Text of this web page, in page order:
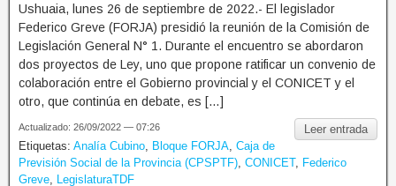
Ushuaia, lunes 26 de septiembre de 2022.- El legislador
Federico Greve (FORJA) presidió la reunión de la Comisión de
Legislación General N° 1. Durante el encuentro se abordaron
dos proyectos de Ley, uno que propone ratificar un convenio de
colaboración entre el Gobierno provincial y el CONICET y el
otro, que continúa en debate, es […]
Leer entrada
Actualizado: 26/09/2022 — 07:26
Etiquetas: Analía Cubino Bloque FORJA Caja de
Previsión Social de la Provincia (CPSPTF) CONICET, Federico
Greve
LegislaturaTDF